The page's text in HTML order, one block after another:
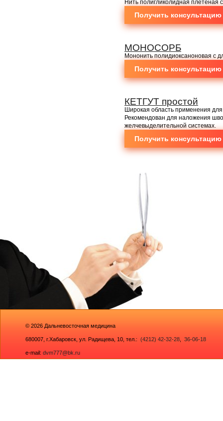
Нить полигликолидная плетеная
Получить консультацию
МОНОСОРБ
Мононить полидиоксаноновая с
Получить консультацию
КЕТГУТ простой
Широкая область применения
Рекомендован для наложения
желчевыделительной системах.
Получить консультацию
© 2026 Дальневосточная медицина
680007, г.Хабаровск, ул. Радищева, 10 , тел.: (4212) 42-32-28 36-06-18
e-mail: dvm777@bk.ru